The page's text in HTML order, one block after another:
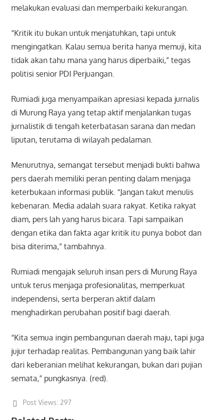
melakukan evaluasi dan memperbaiki kekurangan.
“Kritik itu bukan untuk menjatuhkan, tapi untuk
mengingatkan. Kalau semua berita hanya memuji, kita
tidak akan tahu mana yang harus diperbaiki,” tegas
politisi senior PDI Perjuangan.
Rumiadi juga menyampaikan apresiasi kepada jurnalis
di Murung Raya yang tetap aktif menjalankan tugas
jurnalistik di tengah keterbatasan sarana dan medan
liputan, terutama di wilayah pedalaman.
Menurutnya, semangat tersebut menjadi bukti bahwa
pers daerah memiliki peran penting dalam menjaga
keterbukaan informasi publik. “Jangan takut menulis
kebenaran. Media adalah suara rakyat. Ketika rakyat
diam, pers lah yang harus bicara. Tapi sampaikan
dengan etika dan fakta agar kritik itu punya bobot dan
bisa diterima,” tambahnya.
Rumiadi mengajak seluruh insan pers di Murung Raya
untuk terus menjaga profesionalitas, memperkuat
independensi, serta berperan aktif dalam
menghadirkan perubahan positif bagi daerah.
“Kita semua ingin pembangunan daerah maju, tapi juga
jujur terhadap realitas. Pembangunan yang baik lahir
dari keberanian melihat kekurangan, bukan dari pujian
semata,” pungkasnya. (red).
Post Views: 297